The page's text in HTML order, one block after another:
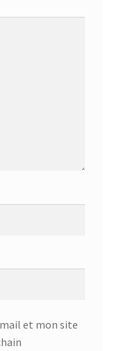
et mon site